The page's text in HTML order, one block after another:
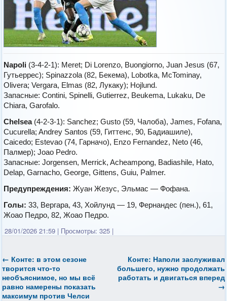
Napoli (3-4-2-1): Meret; Di Lorenzo, Buongiorno, Juan Jesus (67,
Гутьеррес); Spinazzola (82, Бекема), Lobotka, McTominay,
Olivera; Vergara, Elmas (82, Лукаку); Hojlund.
Запасные: Contini, Spinelli, Gutierrez, Beukema, Lukaku, De
Chiara, Garofalo.
Chelsea(4-2-3-1): Sanchez; Gusto (59, Чалоба), James, Fofana,
Cucurella; Andrey Santos (59, Гиттенс, 90, Бадиашиле),
Caicedo; Estevao (74, Гарначо), Enzo Fernandez, Neto (46,
Палмер); Joao Pedro.
Запасные: Jorgensen, Merrick, Acheampong, Badiashile, Hato,
Delap, Garnacho, George, Gittens, Guiu, Palmer.
Предупреждения: Жуан Жезус, Эльмас — Фофана.
Голы: 33, Вергара, 43, Хойлунд — 19, Фернандес (пен.), 61,
Жоао Педро, 82, Жоао Педро.
28/01/2026 21:59 | Просмотры: 325 |
← Конте: в этом сезоне
творится что-то
необъяснимое, но мы всё
равно намерены показать
максимум против Челси
Конте: Наполи заслуживал
большего, нужно продолжать
работать и двигаться вперед
→